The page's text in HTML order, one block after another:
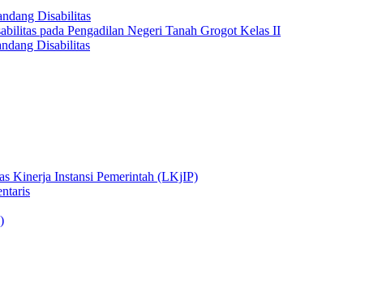
Disabilitas
pada Pengadilan Negeri Tanah Grogot Kelas II
Disabilitas
Kinerja Instansi Pemerintah (LKjIP)